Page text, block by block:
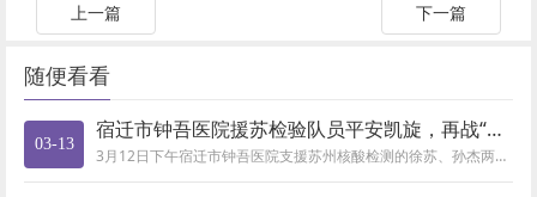
上一篇 下一篇
随便看看
03-13
宿迁市钟吾医院援苏检验队员平安凯旋，再战“疫”线
3月12日下午宿迁市钟吾医院支援苏州核酸检测的徐苏、孙杰两名检验人员圆满完成战疫任务平安凯旋！ 在医院会议室，宿迁...